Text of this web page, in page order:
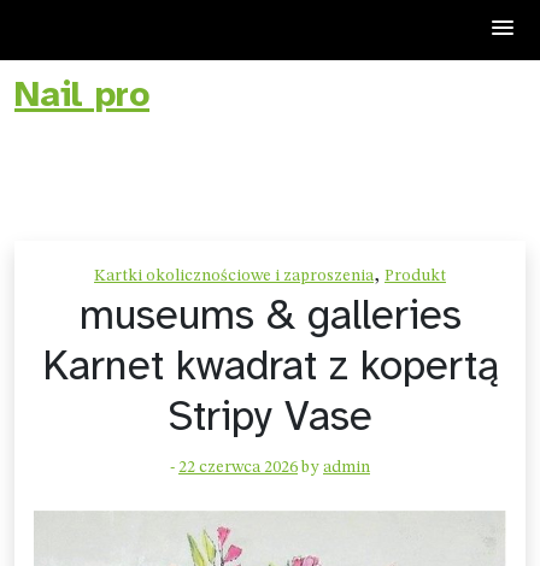
Skip
toNail pro
Kartki okolicznościowe i zaproszenia, Produkt
museums & galleries
Karnet kwadrat z kopertą
Stripy Vase
- 22 czerwca 2026 by admin